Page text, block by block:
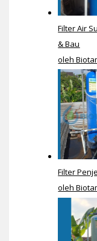
Filter Air
& Bau
oleh
Filter
oleh